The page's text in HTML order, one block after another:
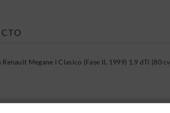
Megane I Clasico (Fase II, 1999) 1.9 dTi (80